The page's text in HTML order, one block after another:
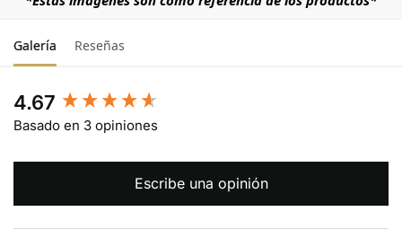
Galería Reseñas
4.67
Basado en 3 opiniones
Escribe una opinión